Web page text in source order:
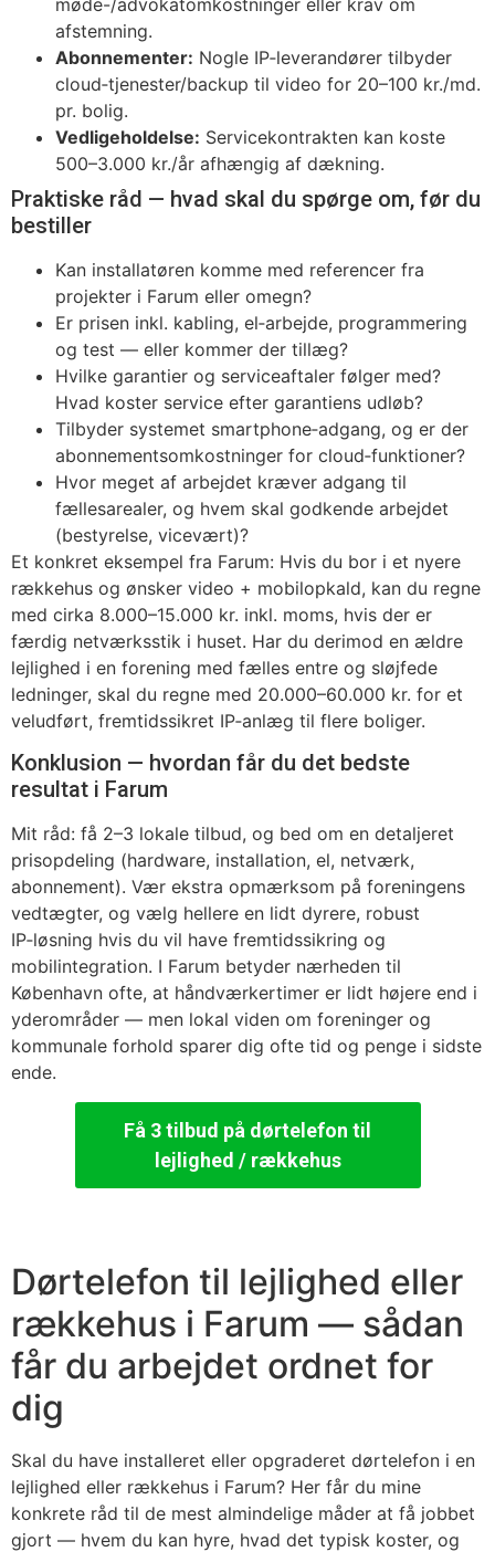
afstemning.
Abonnementer: Nogle IP‑leverandører tilbyder
cloud‑tjenester/backup til video for 20–100 kr./md.
pr. bolig.
Vedligeholdelse: Servicekontrakten kan koste
500–3.000 kr./år afhængig af dækning.
Praktiske råd — hvad skal du spørge om, før du
bestiller
Kan installatøren komme med referencer fra
projekter i Farum eller omegn?
Er prisen inkl. kabling, el‑arbejde, programmering
og test — eller kommer der tillæg?
Hvilke garantier og serviceaftaler følger med?
Hvad koster service efter garantiens udløb?
Tilbyder systemet smartphone‑adgang, og er der
abonnementsomkostninger for cloud‑funktioner?
Hvor meget af arbejdet kræver adgang til
fællesarealer, og hvem skal godkende arbejdet
(bestyrelse, vicevært)?
Et konkret eksempel fra Farum: Hvis du bor i et nyere
rækkehus og ønsker video + mobilopkald, kan du regne
med cirka 8.000–15.000 kr. inkl. moms, hvis der er
færdig netværksstik i huset. Har du derimod en ældre
lejlighed i en forening med fælles entre og sløjfede
ledninger, skal du regne med 20.000–60.000 kr. for et
veludført, fremtidssikret IP‑anlæg til flere boliger.
Konklusion — hvordan får du det bedste
resultat i Farum
Mit råd: få 2–3 lokale tilbud, og bed om en detaljeret
prisopdeling (hardware, installation, el, netværk,
abonnement). Vær ekstra opmærksom på foreningens
vedtægter, og vælg hellere en lidt dyrere, robust
IP‑løsning hvis du vil have fremtidssikring og
mobilintegration. I Farum betyder nærheden til
København ofte, at håndværkertimer er lidt højere end i
yderområder — men lokal viden om foreninger og
kommunale forhold sparer dig ofte tid og penge i sidste
ende.
Få 3 tilbud på dørtelefon til
lejlighed / rækkehus
Dørtelefon til lejlighed eller
rækkehus i Farum — sådan
får du arbejdet ordnet for
dig
Skal du have installeret eller opgraderet dørtelefon i en
lejlighed eller rækkehus i Farum? Her får du mine
konkrete råd til de mest almindelige måder at få jobbet
gjort — hvem du kan hyre, hvad det typisk koster, og